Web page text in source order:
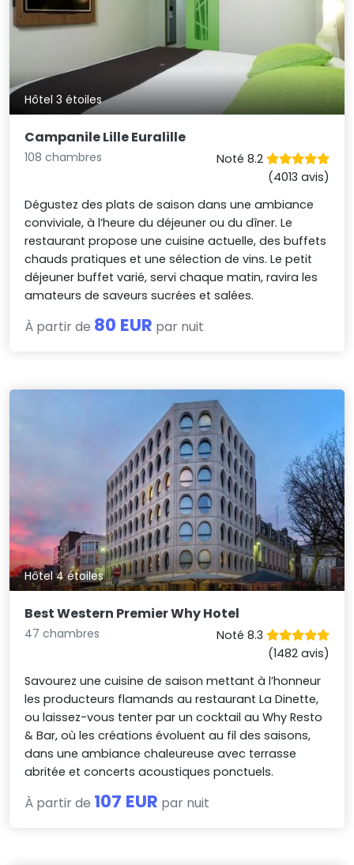
Hôtel 3 étoiles
Campanile Lille Euralille
108 chambres
Noté 8.2
(4013 avis)
Dégustez des plats de saison dans une ambiance
conviviale, à l’heure du déjeuner ou du dîner. Le
restaurant propose une cuisine actuelle, des buffets
chauds pratiques et une sélection de vins. Le petit
déjeuner buffet varié, servi chaque matin, ravira les
amateurs de saveurs sucrées et salées.
À partir de 80 EUR par nuit
Hôtel 4 étoiles
Best Western Premier Why Hotel
47 chambres
Noté 8.3
(1482 avis)
Savourez une cuisine de saison mettant à l’honneur
les producteurs flamands au restaurant La Dinette,
ou laissez-vous tenter par un cocktail au Why Resto
& Bar, où les créations évoluent au fil des saisons,
dans une ambiance chaleureuse avec terrasse
abritée et concerts acoustiques ponctuels.
À partir de 107 EUR par nuit